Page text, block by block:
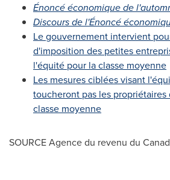
Énoncé économique de
Discours de l'Énoncé
Le gouvernement intervient
d'imposition des petites
l'équité pour la classe moyenne
Les mesures ciblées visant
toucheront pas les
classe moyenne
SOURCE Agence du revenu du